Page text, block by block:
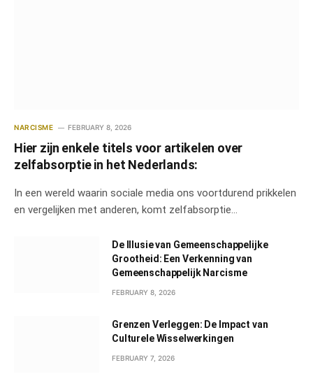
NARCISME FEBRUARY 8, 2026
Hier zijn enkele titels voor artikelen over
zelfabsorptie in het Nederlands:
In een wereld waarin sociale media ons voortdurend prikkelen
en vergelijken met anderen, komt zelfabsorptie…
De Illusie van Gemeenschappelijke
Grootheid: Een Verkenning van
Gemeenschappelijk Narcisme
FEBRUARY 8, 2026
Grenzen Verleggen: De Impact van
Culturele Wisselwerkingen
FEBRUARY 7, 2026